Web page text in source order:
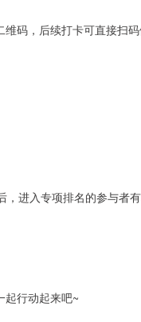
码，后续打卡可直接扫码
进入专项排名的参与者
起行动起来吧~